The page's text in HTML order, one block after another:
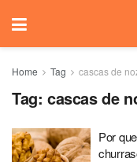
Home Tag cascas de
Tag: cascas de
Por